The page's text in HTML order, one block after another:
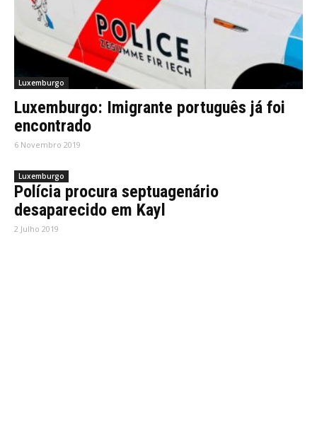
Luxemburgo
Luxemburgo: Imigrante português já foi
encontrado
6 Novembro 2019
Luxemburgo
Polícia procura septuagenário
desaparecido em Kayl
2 Julho 2019